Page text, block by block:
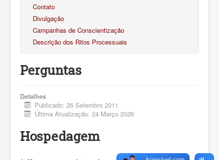
Contato
Divulgação
Campanhas de Conscientização
Descrição dos Ritos Processuais
Perguntas
Detalhes
Publicado: 26 Setembro 2011
Última Atualização: 24 Março 2026
Hospedagem